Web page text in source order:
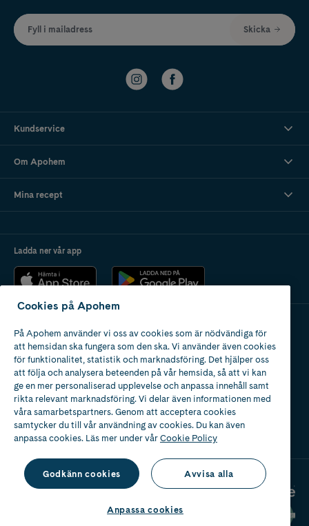
Fyll i mailadress Skicka
Kundservice
Om Apohem
Mina recept
Ladda ner vår app
Apotek med tillstånd
av Läkemedelsverket
2024
Cookies på Apohem
På Apohem använder vi oss av cookies som är nödvändiga för
att hemsidan ska fungera som den ska. Vi använder även cookies
för funktionalitet, statistik och marknadsföring. Det hjälper oss
att följa och analysera beteenden på vår hemsida, så att vi kan
ge en mer personaliserad upplevelse och anpassa innehåll samt
rikta relevant marknadsföring. Vi delar även informationen med
våra samarbetspartners. Genom att acceptera cookies
samtycker du till vår användning av cookies. Du kan även
anpassa cookies. Läs mer under vårCookie Policy
Godkänn cookies Avvisa alla
Anpassa cookies